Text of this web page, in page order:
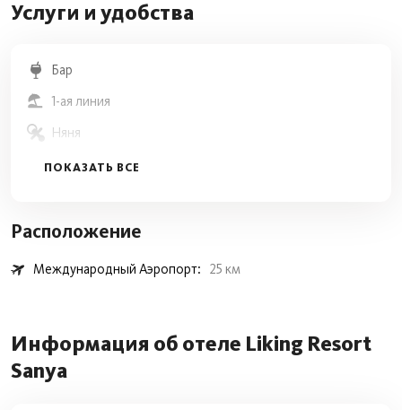
Услуги и удобства
Бар
1-ая линия
Няня
wifi
Массаж
Баня / сауна / хаммам
Песок
Расположение
Международный Аэропорт: 25 км
Информация об отеле Liking Resort
Sanya